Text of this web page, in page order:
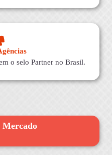
o selo Partner no Brasil.
Mercado